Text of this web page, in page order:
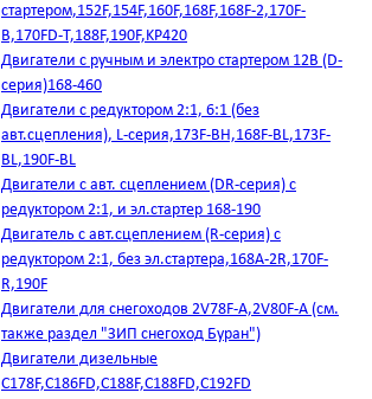
стартером,152F,154F,160F,168F,168F-2,170F-
B,170FD-T,188F,190F,KP420
Двигатели с ручным и электро стартером 12В (D-
серия)168-460
Двигатели с редуктором 2:1, 6:1 (без
авт.сцепления), L-серия,173F-BH,168F-BL,173F-
BL,190F-BL
Двигатели с авт. сцеплением (DR-серия) с
редуктором 2:1, и эл.стартер 168-190
Двигатель с авт.сцеплением (R-серия) с
редуктором 2:1, без эл.стартера,168А-2R,170F-
R,190F
Двигатели для снегоходов 2V78F-A,2V80F-A (см.
также раздел "ЗИП снегоход Буран")
Двигатели дизельные
C178F,С186FD,C188F,C188FD,C192FD